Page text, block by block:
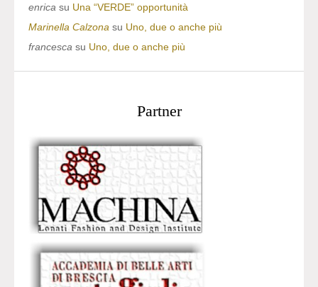
enrica su Una “VERDE” opportunità
Marinella Calzona su Uno, due o anche più
francesca su Uno, due o anche più
Partner